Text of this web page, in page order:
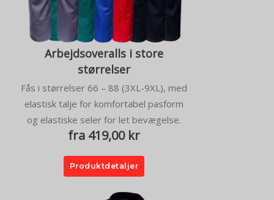
Arbejdsoveralls i store
størrelser
Fås i størrelser 66 – 88 (3XL-9XL), med
elastisk talje for komfortabel pasform
og elastiske seler for let bevægelse.
fra 419,00 kr
Produktdetaljer